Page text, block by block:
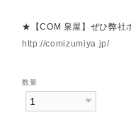
★【COM 泉屋】ぜひ弊社
http://comizumiya.jp/
数量